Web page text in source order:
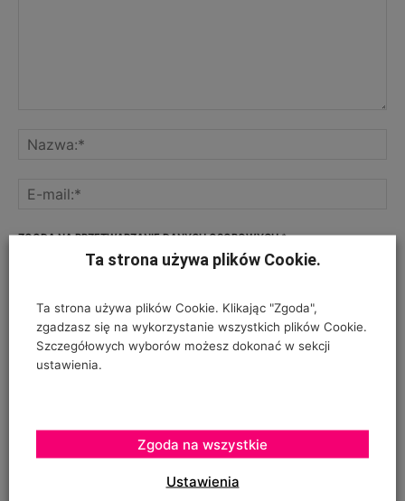
ZGODA NA PRZETWARZANIE DANYCH OSOBOWYCH*
spamu. Pola, których wypełnienie jest wymagane, są oznaczone
symbolem*.
I have read and accepted the
Ta strona używa plików Cookie.
Ta strona używa plików Cookie. Klikając "Zgoda",
zgadzasz się na wykorzystanie wszystkich plików Cookie.
Szczegółowych wyborów możesz dokonać w sekcji
ustawienia.
Ustawienia
Zgoda na wszystkie